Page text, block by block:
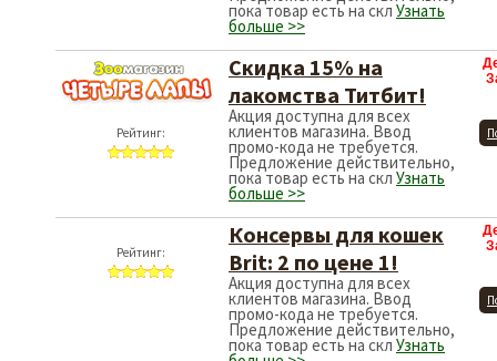
пока товар есть на скл Узнать
больше >>
Рейтинг:
Скидка 15% на
лакомства Титбит!
Акция доступна для всех
клиентов магазина. Ввод
промо-кода не требуется.
Предложение действительно,
пока товар есть на скл Узнать
больше >>
Рейтинг:
Консервы для кошек
Brit: 2 по цене 1!
Акция доступна для всех
клиентов магазина. Ввод
промо-кода не требуется.
Предложение действительно,
пока товар есть на скл Узнать